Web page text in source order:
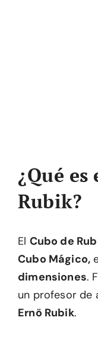
¿Qué es
Rubik?
El Cubo de
Cubo Mágico,
dimensiones.
un profesor de
Ernö Rubik.